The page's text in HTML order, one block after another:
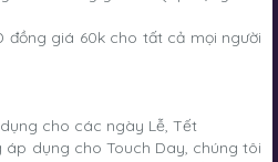
đồng giá 60k cho tất cả mọi người
cho các ngày Lễ, Tết
áp dụng cho Touch Day, chúng tôi